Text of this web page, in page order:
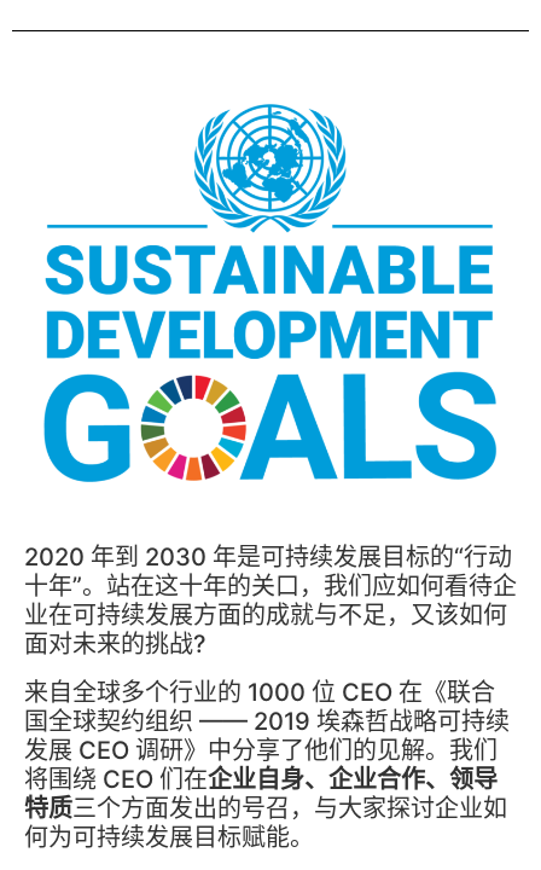
2020 年到 2030 年是可持续发展目标的“行动
十年”。站在这十年的关口，我们应如何看待企
业在可持续发展方面的成就与不足，又该如何
面对未来的挑战?
来自全球多个行业的 1000 位 CEO 在《联合
国全球契约组织 —— 2019 埃森哲战略可持续
发展 CEO 调研》中分享了他们的见解。我们
将围绕 CEO 们在企业自身、企业合作、领导
特质三个方面发出的号召，与大家探讨企业如
何为可持续发展目标赋能。